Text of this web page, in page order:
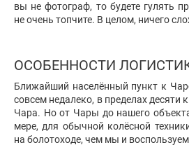
вы не фотограф, то будете гулять
не очень топчите. В целом, ничего
ОСОБЕННОСТИ
Ближайший населённый пункт к
совсем недалеко, в пределах десяти
Чара. Но от Чары до нашего
мере, для обычной колёсной
на болотоходе, чем мы и